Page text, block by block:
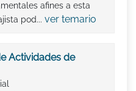
afines a esta
pod... ver temario
Actividades de